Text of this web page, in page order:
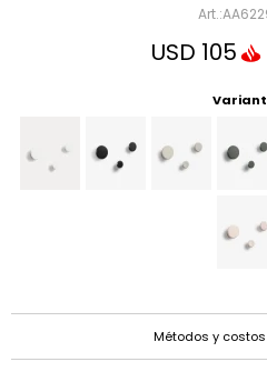
USD 105
Métodos y